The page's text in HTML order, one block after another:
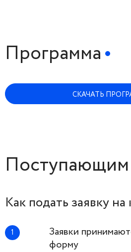
Программа
СКАЧАТЬ
Поступающим
Как подать заявку на
Заявки
форму